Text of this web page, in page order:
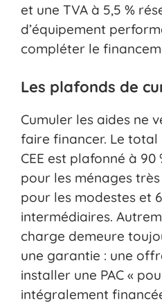
et une TVA à 5,5 %
d’équipement
compléter le
Les plafonds de
Cumuler les aides ne
faire financer. Le total
CEE est plafonné à 90
pour les ménages
pour les modestes et
intermédiaires.
charge demeure
une garantie : une
installer une PAC «
intégralement